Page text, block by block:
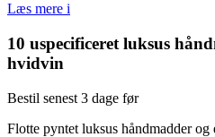
Læs mere i
10 uspecificeret luksus
hvidvin
Bestil senest 3 dage før
Flotte pyntet luksus håndmadder